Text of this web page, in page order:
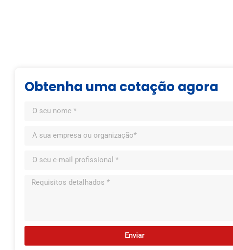
Obtenha uma cotação agora
Enviar